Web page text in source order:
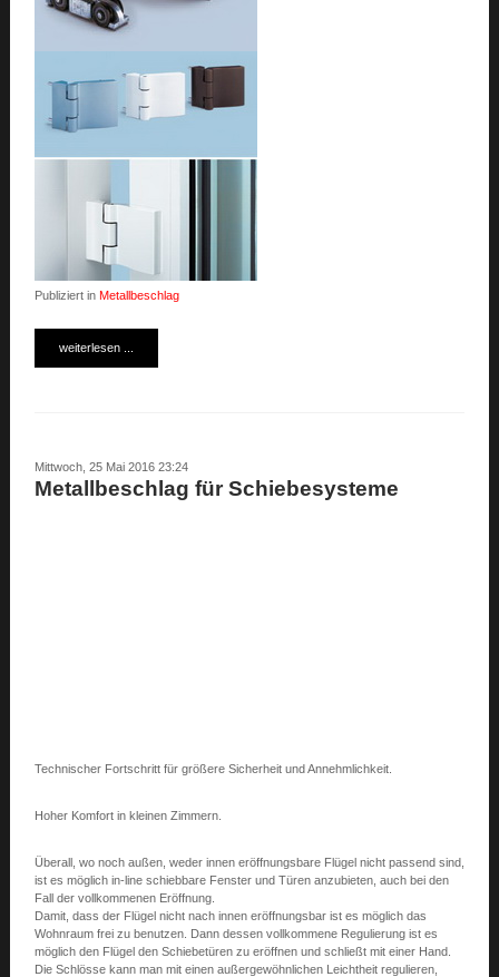
Publiziert in Metallbeschlag
weiterlesen ...
Mittwoch, 25 Mai 2016 23:24
Metallbeschlag für Schiebesysteme
Technischer Fortschritt für größere Sicherheit und Annehmlichkeit.
Hoher Komfort in kleinen Zimmern.
Überall, wo noch außen, weder innen eröffnungsbare Flügel nicht passend sind,
ist es möglich in-line schiebbare Fenster und Türen anzubieten, auch bei den
Fall der vollkommenen Eröffnung.
Damit, dass der Flügel nicht nach innen eröffnungsbar ist es möglich das
Wohnraum frei zu benutzen. Dann dessen vollkommene Regulierung ist es
möglich den Flügel den Schiebetüren zu eröffnen und schließt mit einer Hand.
Die Schlösse kann man mit einen außergewöhnlichen Leichtheit regulieren,